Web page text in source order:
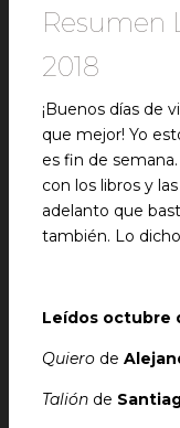
Resumen
2018
¡Buenos días de
que mejor! Yo
es fin de
con los libros y
adelanto que
también. Lo
Leídos octubre
Quiero de
Talión de